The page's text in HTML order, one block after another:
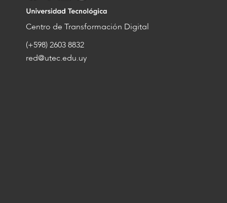
Centro de Transformación Digital
(+598) 2603 8832
red@utec.edu.uy